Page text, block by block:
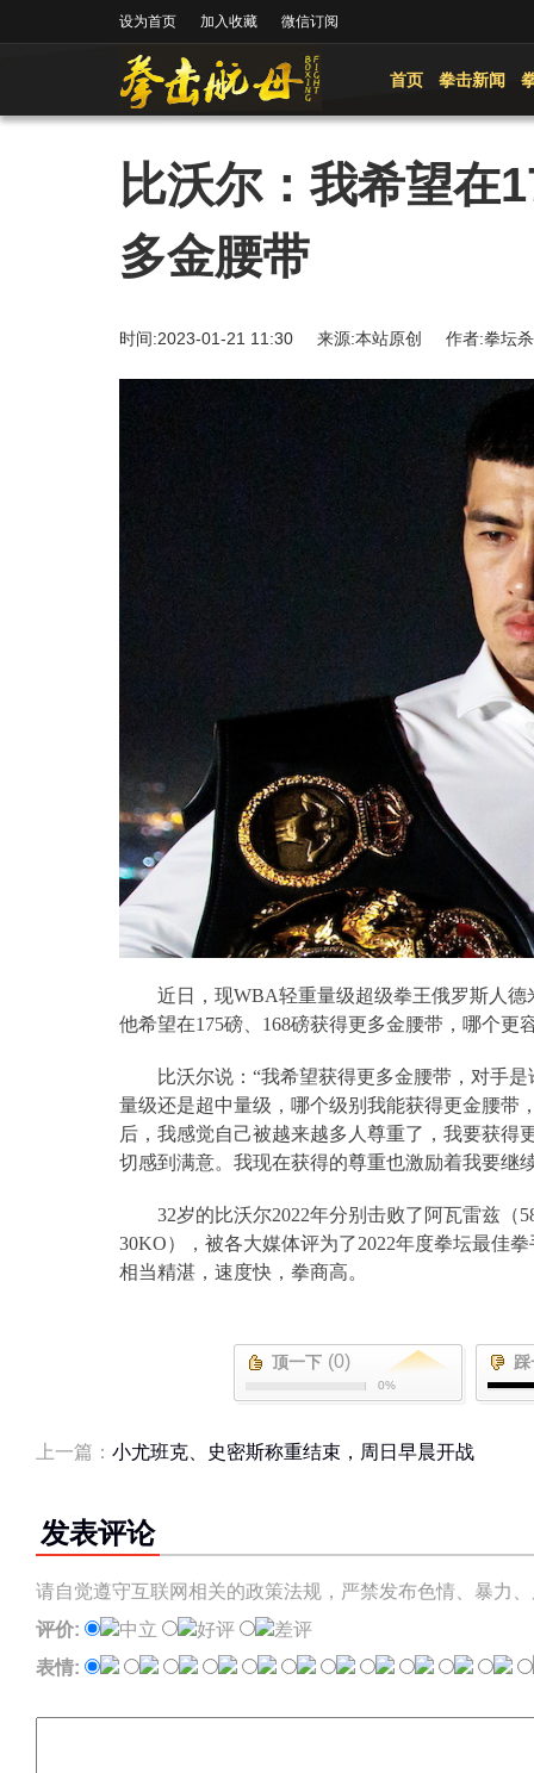
设为首页 加入收藏 微信订阅
首页 拳击新闻
比沃尔：我希望在
多金腰带
时间:2023-01-21 11:30 来源:本站原创 作者:拳
近日，现WBA轻重量级超级拳王俄罗斯人德
他希望在175磅、 168磅获得更多金腰带，哪个更
比沃尔说：“我希望获得更多金腰带，对手
量级还是超中量级，哪个级别我能获得更金腰带
后，我感觉自己被越来越多人尊重了，我要获得
切感到满意。我现在获得的尊重也激励着我要继
32岁的比沃尔2022年分别击败了阿瓦雷兹（
30KO），被各大媒体评为了2022年度拳坛最佳
相当精湛，速度快，拳商高。
顶一下 (0)
0%
上一篇： 小尤班克、史密斯称重结束，周日早晨开战
发表评论
请自觉遵守互联网相关的政策法规，严禁发布色情、暴力
评价:
中立 好评
差评
表情: